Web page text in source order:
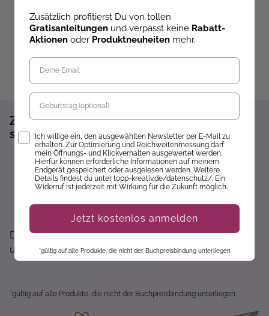
Weiter
Zum Newsletter anmelden und 10%
sparen!*
Sofort 10% Rabatt auf die nächste Bestellung
Exklusive Angebote erhalten
Gratisanleitungen per Newsletter erhalten
Keine Rabatt-Aktion mehr verpassen
Über Neuheiten informiert werden
Dir wird hier nichts angezeigt? Dann akzeptiere bitte
unsere Cookie-Richtlinien :)
*gültig auf alle Produkte, die nicht der Buchpreisbindung unterliegen.
Zusätzlich profitierst Du von tollen
Gratisanleitungen und verpasst keine Rabatt-
Aktionen oder Produktneuheiten mehr.
Geburtstag
Opt-InIch willige ein, den ausgewählten Newsletter per E-Mail zu
erhalten. Zur Optimierung und Reichweitenmessung darf
mein Öffnungs- und Klickverhalten ausgewertet werden.
Hierfür können erforderliche Informationen auf meinem
Endgerät gespeichert oder ausgelesen werden. Weitere
Details findest du unter topp-kreativ.de/datenschutz/. Ein
Widerruf ist jederzeit mit Wirkung für die Zukunft möglich.
Jetzt kostenlos anmelden
*gültig auf alle Produkte, die nicht der Buchpreisbindung unterliegen